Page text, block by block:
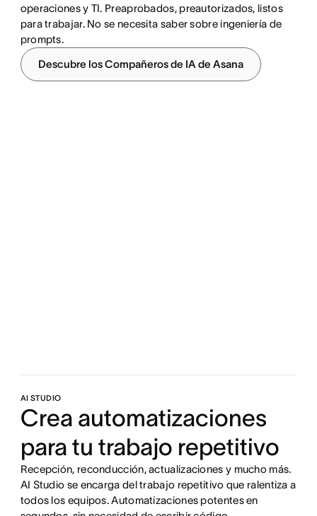
operaciones y TI. Preaprobados, preautorizados, listos
para trabajar. No se necesita saber sobre ingeniería de
prompts.
Descubre los Compañeros de IA de Asana
AI STUDIO
Crea automatizaciones
para tu trabajo repetitivo
Recepción, reconducción, actualizaciones y mucho más.
AI Studio se encarga del trabajo repetitivo que ralentiza a
todos los equipos. Automatizaciones potentes en